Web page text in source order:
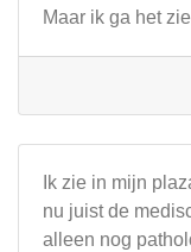
Maar ik ga het
Ik zie in mijn
nu juist de
alleen nog